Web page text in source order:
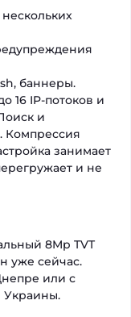
баннеры.
16 IP-потоков и
и
Компрессия
занимает
и не
8Mp TVT
уже сейчас.
или с
Украины.